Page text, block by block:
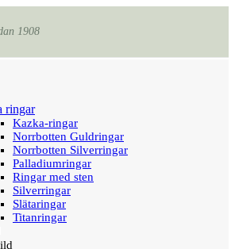
1908
ringar
Kazka-ringar
Norrbotten Guldringar
Norrbotten Silverringar
Palladiumringar
Ringar med sten
Silverringar
Slätaringar
Titanringar